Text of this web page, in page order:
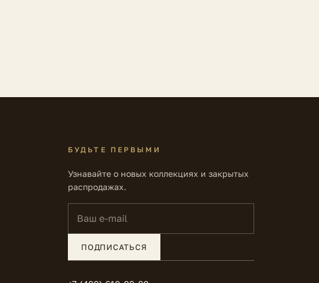
БУДЬТЕ ПЕРВЫМИ
Узнавайте о новых коллекциях и закрытых
распродажах.
ПОДПИСАТЬСЯ